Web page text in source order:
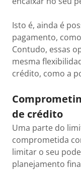
Isto é, ainda é
pagamento,
Contudo, essas
mesma
crédito, como a
de crédito
Uma parte do
comprometida
limitar o seu
planejamento